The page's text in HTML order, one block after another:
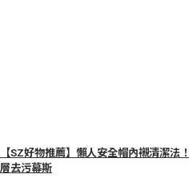
【SZ好物推薦】懶人安全帽內襯清潔法
層去污幕斯